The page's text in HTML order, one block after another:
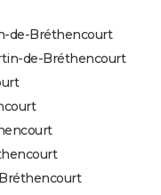
de-Bréthencourt
de-Bréthencourt